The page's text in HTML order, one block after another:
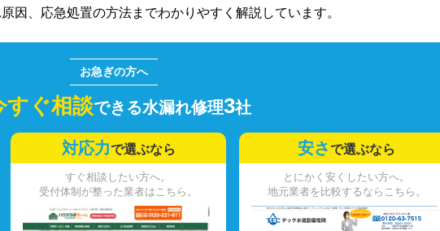
因、応急処置の方法までわかりやすく解説しています。
すぐ相談できる水漏れ修理3社
対応力で選ぶなら
すぐ相談したい方へ。
受付体制が整った業者はこちら。
安さで選ぶなら
とにかく安くしたい方へ。
地元業者を比較するならこちら。